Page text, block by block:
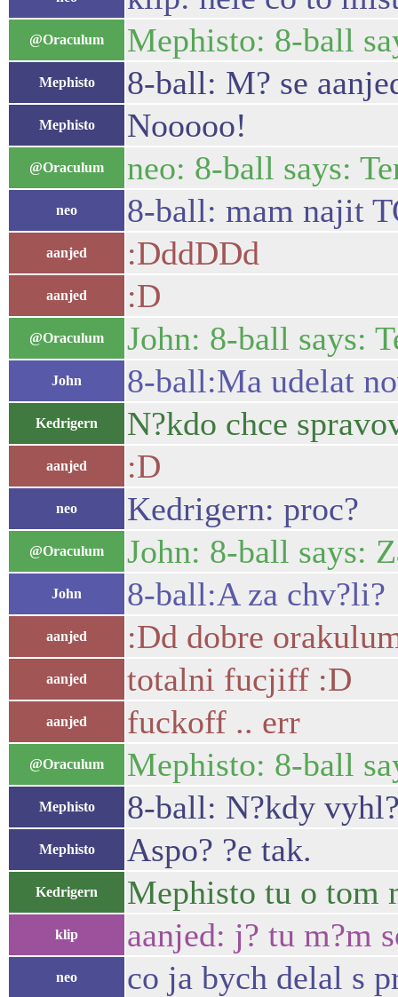
@Oraculum Mephisto: 8-ball
Mephisto 8-ball: M? se
Mephisto Nooooo!
@Oraculum neo: 8-ball says:
neo 8-ball: mam najit
aanjed :DddDDd
aanjed :D
@Oraculum John: 8-ball says:
John 8-ball:Ma udelat
Kedrigern N?kdo chce
aanjed :D
neo Kedrigern: proc?
@Oraculum John: 8-ball says:
John 8-ball:A za chv?li?
aanjed :Dd dobre
aanjed totalni fucjiff :D
aanjed fuckoff .. err
@Oraculum Mephisto: 8-ball
Mephisto 8-ball: N?kdy
Mephisto Aspo? ?e tak.
Kedrigern Mephisto tu o tom
klip aanjed: j? tu m?m
neo co ja bych delal s